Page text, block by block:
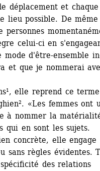
déplacement et
lieu possible. De même
personnes
celui-ci en
d'être-ensemble
et que je nommerai
elle reprend ce terme
«Les femmes ont
à nommer la
qui en sont les sujets.
concrète, elle engage
sans règles évidentes.
des relations